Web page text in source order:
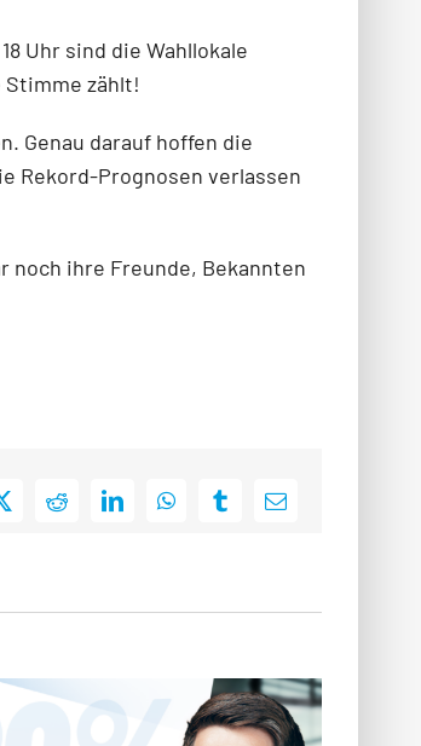
Uhr sind die Wahllokale
zählt!
Genau darauf hoffen die
Rekord-Prognosen verlassen
noch ihre Freunde, Bekannten
X RedditLinkedInWhatsAppTumblrE-